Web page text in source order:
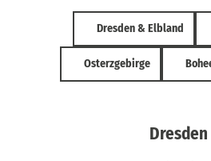
Dresden & Elbland
Osterzgebirge
Dresden